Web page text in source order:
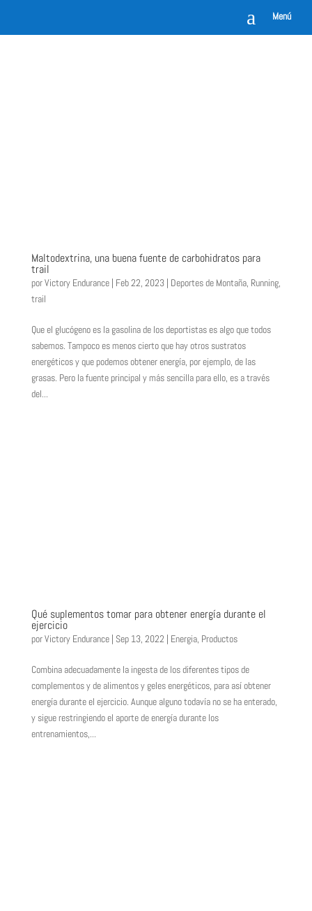
a Menú
Maltodextrina, una buena fuente de carbohidratos para
trail
porVictory Endurance| Feb 22, 2023| Deportes de Montaña, Running,
trail
Que el glucógeno es la gasolina de los deportistas es algo que todos
sabemos. Tampoco es menos cierto que hay otros sustratos
energéticos y que podemos obtener energía, por ejemplo, de las
grasas. Pero la fuente principal y más sencilla para ello, es a través
del...
Qué suplementos tomar para obtener energía durante el
ejercicio
porVictory Endurance| Sep 13, 2022 | Energia, Productos
Combina adecuadamente la ingesta de los diferentes tipos de
complementos y de alimentos y geles energéticos, para así obtener
energía durante el ejercicio. Aunque alguno todavía no se ha enterado,
y sigue restringiendo el aporte de energía durante los
entrenamientos,...